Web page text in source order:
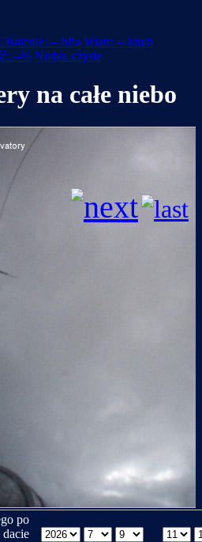
-- hPa Wiatr: -- km/h
--% Niebo: czyste
na całe niebo
po
dacie